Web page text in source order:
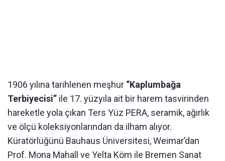
1906 yılına tarihlenen meşhur “Kaplumbağa
Terbiyecisi” ile 17. yüzyıla ait bir harem tasvirinden
hareketle yola çıkan Ters Yüz PERA, seramik, ağırlık
ve ölçü koleksiyonlarından da ilham alıyor.
Küratörlüğünü Bauhaus Üniversitesi, Weimar’dan
Prof. Mona Mahall ve Yelta Köm ile Bremen Sanat